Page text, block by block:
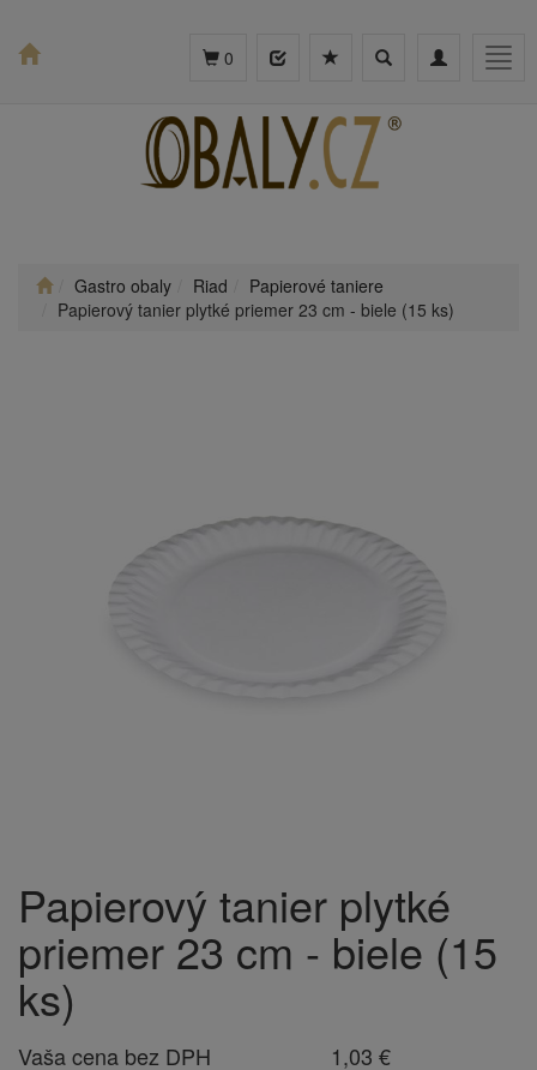
Toggle
Toggle
0
Gastro obaly Riad
Papierové taniere
Papierový tanier plytké priemer 23 cm - biele (15 ks)
Papierový tanier plytké
priemer 23 cm - biele (15
ks)
Vaša cena bez DPH
1,03 €